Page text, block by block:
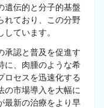
遺伝的と分子的基盤
れており、この分野
ています。
承認と普及を促進す
に、肉腫のような希
ロセスを迅速化する
の市場導入を大幅に
最新の治療をより早